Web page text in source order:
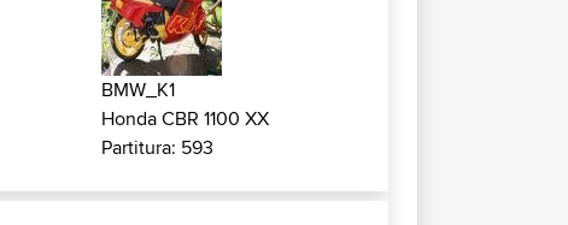
BMW_K1
Honda CBR 1100 XX
Partitura: 593